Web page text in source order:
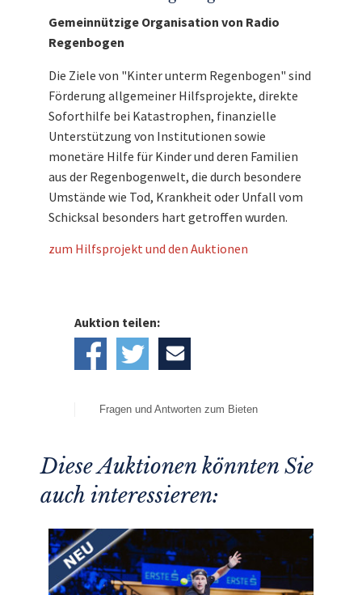
Gemeinnützige Organisation von Radio
Regenbogen
Die Ziele von "Kinter unterm Regenbogen" sind
Förderung allgemeiner Hilfsprojekte, direkte
Soforthilfe bei Katastrophen, finanzielle
Unterstützung von Institutionen sowie
monetäre Hilfe für Kinder und deren Familien
aus der Regenbogenwelt, die durch besondere
Umstände wie Tod, Krankheit oder Unfall vom
Schicksal besonders hart getroffen wurden.
zum Hilfsprojekt und den Auktionen
Auktion teilen:
Fragen und Antworten zum Bieten
Diese Auktionen könnten Sie
auch interessieren: